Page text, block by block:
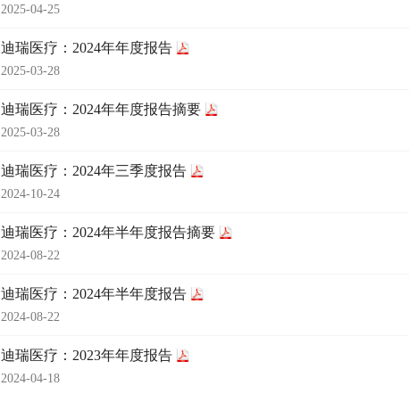
2025-04-25
迪瑞医疗：2024年年度报告
2025-03-28
迪瑞医疗：2024年年度报告摘要
2025-03-28
迪瑞医疗：2024年三季度报告
2024-10-24
迪瑞医疗：2024年半年度报告摘要
2024-08-22
迪瑞医疗：2024年半年度报告
2024-08-22
迪瑞医疗：2023年年度报告
2024-04-18